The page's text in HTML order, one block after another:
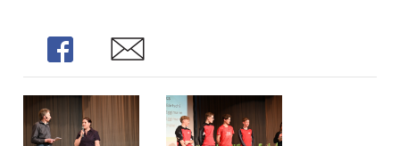
Share Share